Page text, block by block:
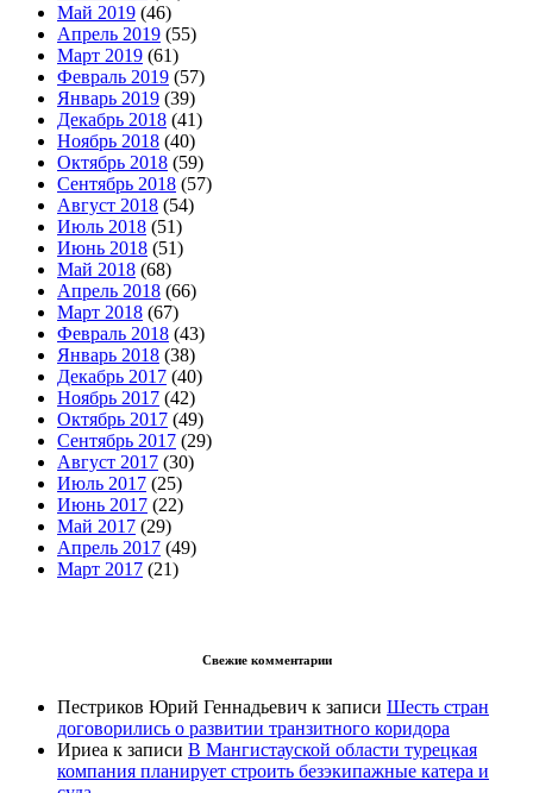
Май 2019 (46)
Апрель 2019 (55)
Март 2019 (61)
Февраль 2019 (57)
Январь 2019 (39)
Декабрь 2018 (41)
Ноябрь 2018 (40)
Октябрь 2018 (59)
Сентябрь 2018 (57)
Август 2018 (54)
Июль 2018 (51)
Июнь 2018 (51)
Май 2018 (68)
Апрель 2018 (66)
Март 2018 (67)
Февраль 2018 (43)
Январь 2018 (38)
Декабрь 2017 (40)
Ноябрь 2017 (42)
Октябрь 2017 (49)
Сентябрь 2017 (29)
Август 2017 (30)
Июль 2017 (25)
Июнь 2017 (22)
Май 2017 (29)
Апрель 2017 (49)
Март 2017 (21)
Свежие комментарии
Пестриков Юрий Геннадьевич к записи Шесть стран
договорились о развитии транзитного коридора
Ириеа к записи В Мангистауской области турецкая
компания планирует строить безэкипажные катера и